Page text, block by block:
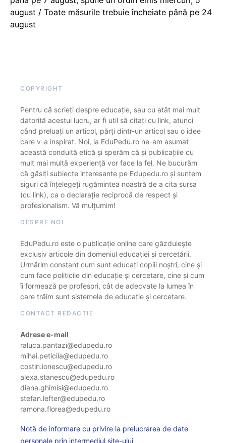
august / Toate măsurile trebuie încheiate până pe 24
august
COPYRIGHT
Pentru că scrieți despre educație, sau cu atât mai mult
datorită acestui lucru, ar fi util să citați cu link, atunci
când preluați un articol, părți dintr-un articol sau o idee
care v-a inspirat. Noi, la EduPedu.ro ne-am asumat
această conduită etică și sperăm că și publicațiile cu
mult mai multă experiență vor face la fel. Ne bucurăm
că găsiți subiecte interesante pe Edupedu.ro și suntem
siguri că înțelegeți rugămintea noastră de a cita sursa
(cu link), ca o declarație reciprocă de respect și
profesionalism. Vă mulțumim!
DESPRE NOI
EduPedu.ro este o publicație online care găzduiește
exclusiv articole din domeniul educației și cercetării.
Urmărim constant cum sunt educați copiii noștri, cine și
cum face politicile din educație și cercetare, cine și cum
îi formează pe profesori, cât de adecvate la lumea în
care trăim sunt sistemele de educație și cercetare.
CONTACT REDACȚIE
Adrese e-mail
raluca.pantazi@edupedu.ro
mihai.peticila@edupedu.ro
costin.ionescu@edupedu.ro
alexa.stanescu@edupedu.ro
diana.ghimisi@edupedu.ro
stefan.lefter@edupedu.ro
ramona.florea@edupedu.ro
Notă de informare cu privire la prelucrarea de date
personale prin intermediul site-ului